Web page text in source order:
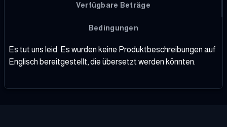
Verfügbare Beträge
Bedingungen
Es tut uns leid. Es wurden keine Produktbeschreibungen auf
Englisch bereitgestellt, die übersetzt werden könnten.